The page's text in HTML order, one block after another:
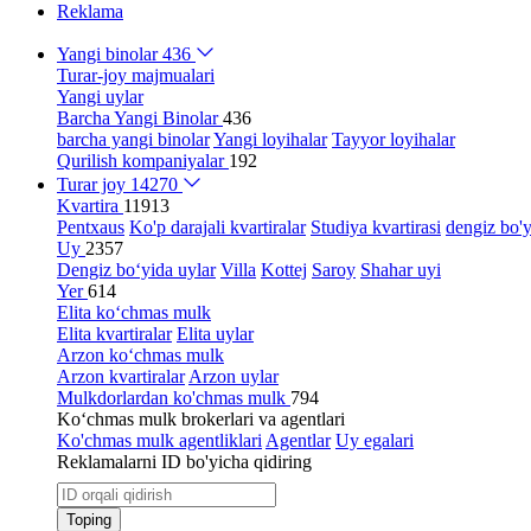
Reklama
Yangi binolar436
Turar-joy majmualari
Yangi uylar
Barcha Yangi Binolar436
barcha yangi binolarYangi loyihalar Tayyor loyihalar
Qurilish kompaniyalar 192
Turar joy 14270
Kvartira 11913
Pentxaus Ko'p darajali kvartiralar Studiya kvartirasi dengiz
Uy 2357
Dengiz bo‘yida uylar Villa Kottej Saroy Shahar uyi
Yer614
Elita ko‘chmas mulk
Elita kvartiralar Elita uylar
Arzon ko‘chmas mulk
Arzon kvartiralar Arzon uylar
Mulkdorlardan ko'chmas mulk 794
Ko‘chmas mulk brokerlari va agentlari
Ko'chmas mulk agentliklari Agentlar Uy egalari
Reklamalarni ID bo'yicha qidiring
Toping